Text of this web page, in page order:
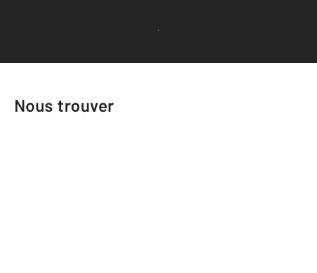
Voir tous les avis clients
Nous trouver